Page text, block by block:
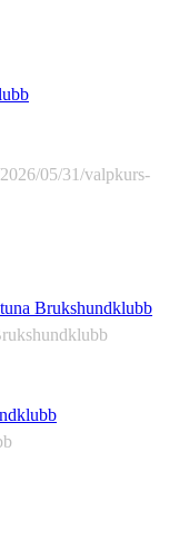
05/31/valpkurs-
Brukshundklubb